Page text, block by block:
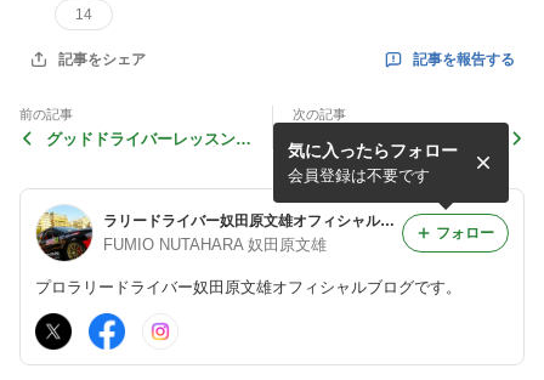
14
記事をシェア 記事を報告する
前の記事
グッドドライバーレッスン三
んとも協力し...
次の記事
DAY1順調にクラストップを
キープして明日に備えます。
KTMSからは新しいメンバー
も合流し...
ラリードライバー奴田原文雄オフィシャルブログ
FUMIO NUTAHARA 奴田原文雄
プロラリードライバー奴田原文雄オフィシャルブログです。
気に入ったらフォロー
会員登録は不要です
フォロー